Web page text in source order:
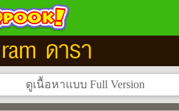
ดารา